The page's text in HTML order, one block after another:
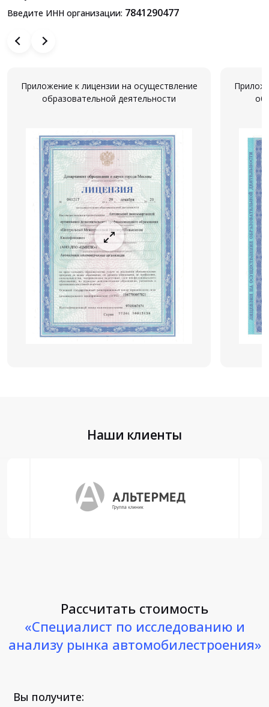
Введите ИНН организации: 7841290477
Приложение к лицензии на осуществление
образовательной деятельности
Наши клиенты
Рассчитать стоимость
«Специалист по исследованию и
анализу рынка автомобилестроения»
Вы получите: